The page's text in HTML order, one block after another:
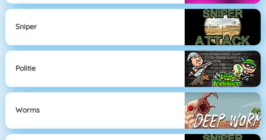
Sniper
Politie
Worms